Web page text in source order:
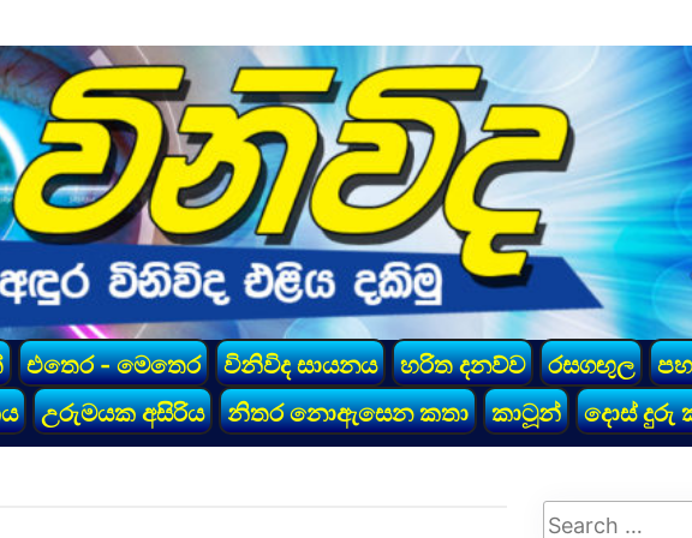
එතෙර - මෙතෙර විනිවිද සායනය හරිත දනව්ව රසගඟුල
උරුමයක අසිරිය නිතර නොඇසෙන කතා කාටූන් දොස් දුරු